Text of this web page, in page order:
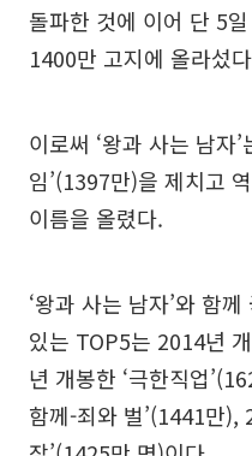
돌파한 것에 이어 단 5
1400만 고지에 올라섰
이로써 ‘왕과 사는 남자
임’(1397만)을 제치고
이름을 올렸다.
‘왕과 사는 남자’와 함
있는 TOP5는 2014년
년 개봉한 ‘극한직업
함께-죄와 벌’(1441만),